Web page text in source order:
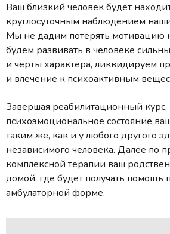
Ваш близкий человек будет
круглосуточным наблюдением
Мы не дадим потерять мотивацию
будем развивать в человеке
и черты характера, ликвидируем
и влечение к психоактивным
Завершая реабилитационный курс,
психоэмоциональное состояние
таким же, как и у любого другого
независимого человека. Далее по
комплексной терапии ваш
домой, где будет получать помощь
амбулаторной форме.